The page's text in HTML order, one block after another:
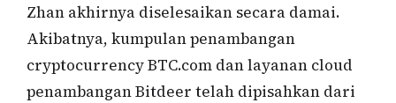
Zhan akhirnya diselesaikan secara damai.
Akibatnya, kumpulan penambangan
cryptocurrency BTC.com dan layanan cloud
penambangan Bitdeer telah dipisahkan dari